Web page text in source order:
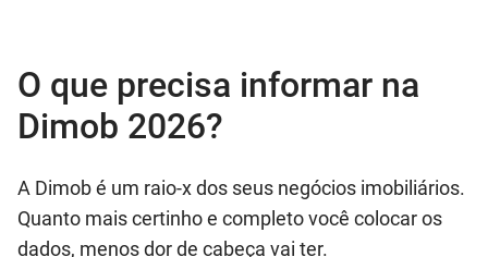
O que precisa informar na
Dimob 2026?
A Dimob é um raio-x dos seus negócios imobiliários.
Quanto mais certinho e completo você colocar os
dados, menos dor de cabeça vai ter.